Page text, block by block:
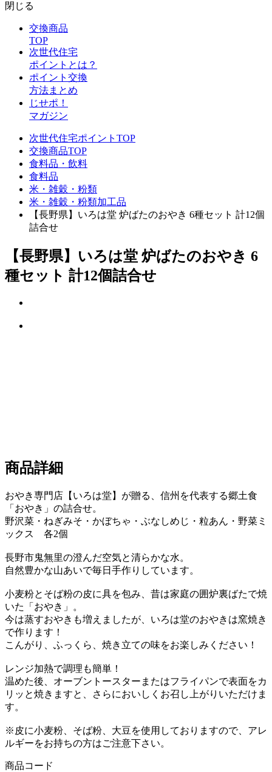
閉じる
交換商品
TOP
次世代住宅
ポイントとは？
ポイント交換
方法まとめ
じせポ！
マガジン
次世代住宅ポイントTOP
交換商品TOP
食料品・飲料
食料品
米・雑穀・粉類
米・雑穀・粉類加工品
【長野県】いろは堂 炉ばたのおやき 6種セット 計12個
詰合せ
【長野県】いろは堂 炉ばたのおやき 6
種セット 計12個詰合せ
商品詳細
おやき専門店【いろは堂】が贈る、信州を代表する郷土食
「おやき」の詰合せ。
野沢菜・ねぎみそ・かぼちゃ・ぶなしめじ・粒あん・野菜ミ
ックス 各2個
長野市鬼無里の澄んだ空気と清らかな水。
自然豊かな山あいで毎日手作りしています。
小麦粉とそば粉の皮に具を包み、昔は家庭の囲炉裏ばたで焼
いた「おやき」。
今は蒸すおやきも増えましたが、いろは堂のおやきは窯焼き
で作ります！
こんがり、ふっくら、焼き立ての味をお楽しみください！
レンジ加熱で調理も簡単！
温めた後、オーブントースターまたはフライパンで表面をカ
リッと焼きますと、さらにおいしくお召し上がりいただけま
す。
※皮に小麦粉、そば粉、大豆を使用しておりますので、アレ
ルギーをお持ちの方はご注意下さい。
商品コード